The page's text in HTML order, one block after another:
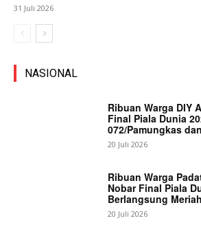
31 Juli 2026
NASIONAL
Ribuan Warga DIY
Final Piala Dunia
072/Pamungkas
20 Juli 2026
Ribuan Warga
Nobar Final Piala
Berlangsung
20 Juli 2026